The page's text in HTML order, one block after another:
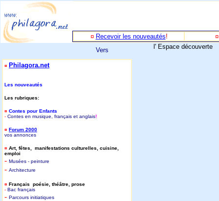
¤ Recevoir les nouveautés!
Vers
l' Espace découverte
¤ Philagora.net
Les nouveautés
Les rubriques:
¤ Contes pour Enfants
- Contes en musique, français et anglais!
¤ Forum 2000
vos annonces
¤ Art, fêtes, manifestations culturelles, cuisine,
emploi
- Musées - peinture
- Architecture
¤ Français poésie, théâtre, prose
- Bac français
- Parcours initiatiques